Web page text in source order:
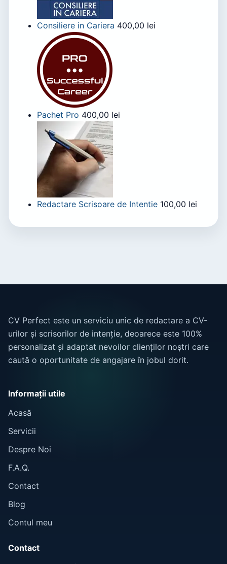
Consiliere in Cariera 400,00 lei
Pachet Pro 400,00 lei
Redactare Scrisoare de Intentie 100,00 lei
CV Perfect este un serviciu unic de redactare a CV-
urilor și scrisorilor de intenție, deoarece este 100%
personalizat și adaptat nevoilor clienților noștri care
caută o oportunitate de angajare în jobul dorit.
Informații utile
Acasă
Servicii
Despre Noi
F.A.Q.
Contact
Blog
Contul meu
Contact